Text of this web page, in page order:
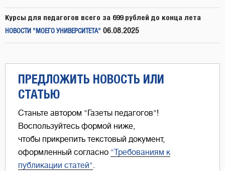
Курсы для педагогов всего за 699 рублей до конца лета
НОВОСТИ "МОЕГО УНИВЕРСИТЕТА" 06.08.2025
ПРЕДЛОЖИТЬ НОВОСТЬ ИЛИ
СТАТЬЮ
Станьте автором "Газеты педагогов"!
Воспользуйтесь формой ниже,
чтобы прикрепить текстовый документ,
оформленный согласно "Требованиям к
публикации статей".